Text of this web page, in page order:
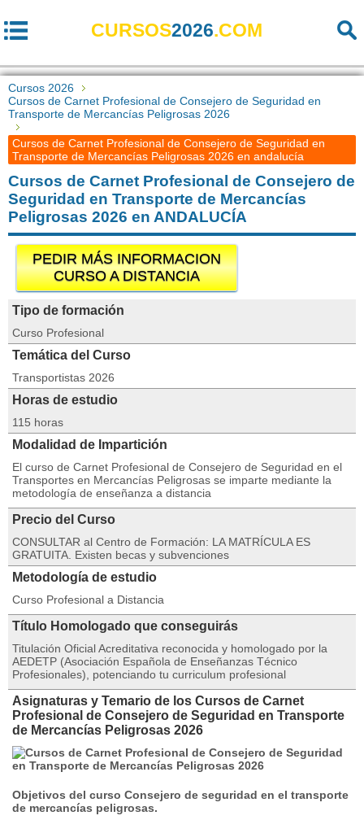
CURSOS2026.COM
Cursos 2026
Cursos de Carnet Profesional de Consejero de Seguridad en
Transporte de Mercancías Peligrosas 2026
Cursos de Carnet Profesional de Consejero de Seguridad en
Transporte de Mercancías Peligrosas 2026 en andalucía
Cursos de Carnet Profesional de Consejero de
Seguridad en Transporte de Mercancías
Peligrosas 2026 en ANDALUCÍA
PEDIR MÁS INFORMACION
CURSO A DISTANCIA
Tipo de formación
Curso Profesional
Temática del Curso
Transportistas 2026
Horas de estudio
115 horas
Modalidad de Impartición
El curso de Carnet Profesional de Consejero de Seguridad en el
Transportes en Mercancías Peligrosas se imparte mediante la
metodología de enseñanza a distancia
Precio del Curso
CONSULTAR al Centro de Formación: LA MATRÍCULA ES
GRATUITA. Existen becas y subvenciones
Metodología de estudio
Curso Profesional a Distancia
Título Homologado que conseguirás
Titulación Oficial Acreditativa reconocida y homologado por la
AEDETP (Asociación Española de Enseñanzas Técnico
Profesionales), potenciando tu curriculum profesional
Asignaturas y Temario de los Cursos de Carnet
Profesional de Consejero de Seguridad en Transporte
de Mercancías Peligrosas 2026
Objetivos del curso Consejero de seguridad en el transporte
de mercancías peligrosas.